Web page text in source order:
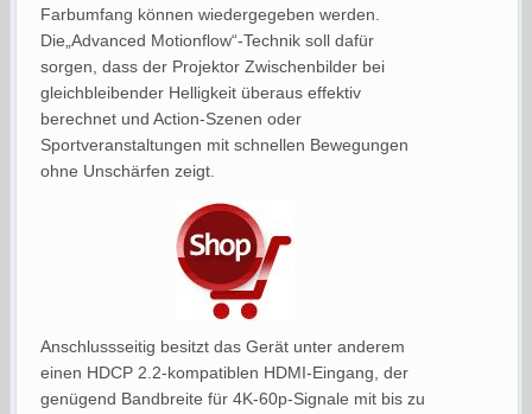
Farbumfang können wiedergegeben werden.
Die„Advanced Motionflow“-Technik soll dafür
sorgen, dass der Projektor Zwischenbilder bei
gleichbleibender Helligkeit überaus effektiv
berechnet und Action-Szenen oder
Sportveranstaltungen mit schnellen Bewegungen
ohne Unschärfen zeigt.
Anschlussseitig besitzt das Gerät unter anderem
einen HDCP 2.2-kompatiblen HDMI-Eingang, der
genügend Bandbreite für 4K-60p-Signale mit bis zu